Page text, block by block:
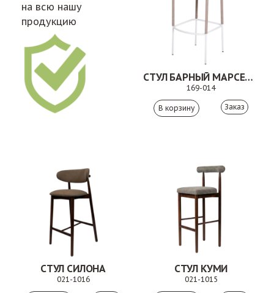
на всю нашу
продукцию
СТУЛ БАРНЫЙ МАРСЕЛЬ БЕЖЕВЫЙ
169-014
Заказ
СТУЛ СИЛОНА
021-1016
СТУЛ КУМИ
021-1015